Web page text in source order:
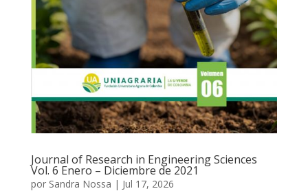
Journal of Research in Engineering Sciences
Vol. 6 Enero – Diciembre de 2021
por Sandra Nossa | Jul 17, 2026